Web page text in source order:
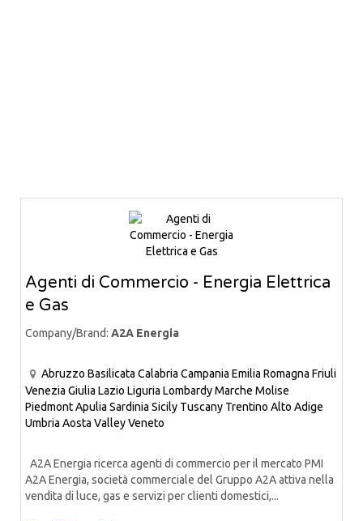
Agenti di Commercio - Energia Elettrica
e Gas
Company/Brand: A2A Energia
Abruzzo Basilicata Calabria Campania Emilia Romagna Friuli
Venezia Giulia Lazio Liguria LombardyMarche Molise
PiedmontApulia Sardinia Sicily Tuscany Trentino Alto Adige
Umbria Aosta ValleyVeneto
A2A Energia ricerca agenti di commercio per il mercato PMI
A2A Energia, società commerciale del Gruppo A2A attiva nella
vendita di luce, gas e servizi per clienti domestici,...